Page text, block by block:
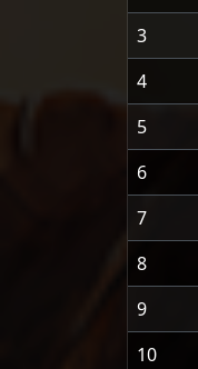
3
4
5
6
7
8
9
10